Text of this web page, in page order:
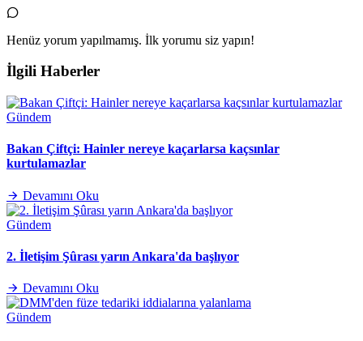
Henüz yorum yapılmamış. İlk yorumu siz yapın!
İlgili Haberler
Gündem
Bakan Çiftçi: Hainler nereye kaçarlarsa kaçsınlar
kurtulamazlar
Devamını Oku
Gündem
2. İletişim Şûrası yarın Ankara'da başlıyor
Devamını Oku
Gündem